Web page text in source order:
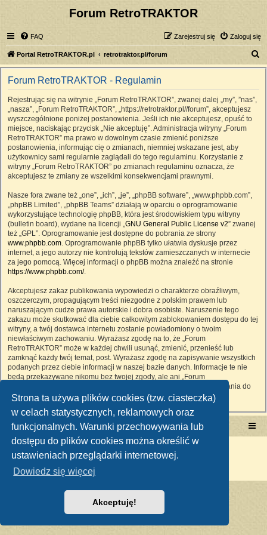
Strona ta używa plików cookies (tzw. ciasteczka)
w celach statystycznych, reklamowych oraz
funkcjonalnych. Warunki przechowywania lub
dostępu do plików cookies można określić w
ustawieniach przeglądarki internetowej.
Dowiedz się więcej
Akceptuję!
Forum RetroTRAKTOR
FAQ Zaloguj się
Zarejestruj się
Portal RetroTRAKTOR.pl retrotraktor.pl/forum
z
Forum RetroTRAKTOR - Regulamin
Rejestrując się na witrynie „Forum RetroTRAKTOR”, zwanej dalej „my”, ”nas”,
„nasza”, „Forum RetroTRAKTOR”, „https://retrotraktor.pl//forum”, akceptujesz
wyszczególnione poniżej postanowienia. Jeśli ich nie akceptujesz, opuść to
miejsce, naciskając przycisk „Nie akceptuję”. Administracja witryny „Forum
RetroTRAKTOR” ma prawo w dowolnym czasie zmienić poniższe
postanowienia, informując cię o zmianach, niemniej wskazane jest, aby
użytkownicy sami regularnie zaglądali do tego regulaminu. Korzystanie z
witryny „Forum RetroTRAKTOR” po zmianach regulaminu oznacza, że
akceptujesz te zmiany ze wszelkimi konsekwencjami prawnymi.
Nasze fora zwane też „one”, „ich”, „je”, „phpBB software”, „www.phpbb.com”,
„phpBB Limited”, „phpBB Teams” działają w oparciu o oprogramowanie
wykorzystujące technologię phpBB, która jest środowiskiem typu witryny
(bulletin board), wydane na licencji „GNU General Public License v2” zwanej
też „GPL”. Oprogramowanie jest dostępne do pobrania ze strony
www.phpbb.com. Oprogramowanie phpBB tylko ułatwia dyskusje przez
internet, a jego autorzy nie kontrolują tekstów zamieszczanych w internecie
za jego pomocą. Więcej informacji o phpBB można znaleźć na stronie
https://www.phpbb.com/.
Akceptujesz zakaz publikowania wypowiedzi o charakterze obraźliwym,
oszczerczym, propagującym treści niezgodne z polskim prawem lub
naruszającym cudze prawa autorskie i dobra osobiste. Naruszenie tego
zakazu może skutkować dla ciebie całkowitym zablokowaniem dostępu do tej
witryny, a twój dostawca internetu zostanie powiadomiony o twoim
niewłaściwym zachowaniu. Wyrażasz zgodę na to, że „Forum
RetroTRAKTOR” może w każdej chwili usunąć, zmienić, przenieść lub
zamknąć każdy twój temat, post. Wyrażasz zgodę na zapisywanie wszystkich
podanych przez ciebie informacji w naszej bazie danych. Informacje te nie
będą przekazywane nikomu bez twojej zgody, ale ani „Forum
RetroTRAKTOR”, ani phpBB nie ponosi odpowiedzialności za włamania do
witryny, podczas których może dojść do kradzieży danych.
Portal RetroTRAKTOR.pl retrotraktor.pl/forum
Technologię dostarcza
Polski pakiet językowy dostarczaphpBB.pl
Zasady ochrony danych osobowych